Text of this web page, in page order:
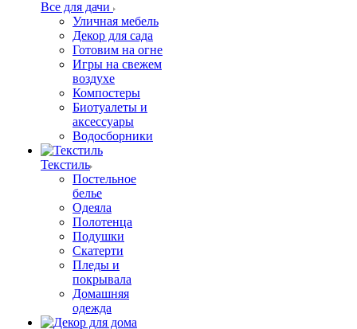
Все для дачи
Уличная мебель
Декор для сада
Готовим на огне
Игры на свежем
воздухе
Компостеры
Биотуалеты и
аксессуары
Водосборники
Текстиль
Постельное
белье
Одеяла
Полотенца
Подушки
Скатерти
Пледы и
покрывала
Домашняя
одежда